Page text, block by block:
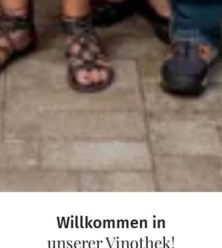
Willkommen in
unserer Vinothek!